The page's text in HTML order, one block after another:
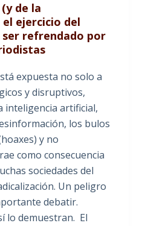
de la
ejercicio del
refrendado por
expuesta no solo a
y disruptivos,
inteligencia artificial,
los bulos
y no
como consecuencia
sociedades del
Un peligro
debatir.
lo demuestran. El